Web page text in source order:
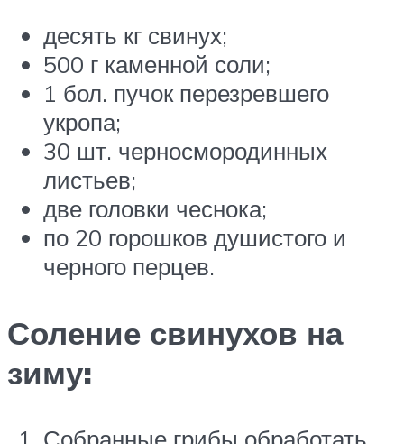
десять кг свинух;
500 г каменной соли;
1 бол. пучок перезревшего
укропа;
30 шт. черносмородинных
листьев;
две головки чеснока;
по 20 горошков душистого и
черного перцев.
Соление свинухов на
зиму: